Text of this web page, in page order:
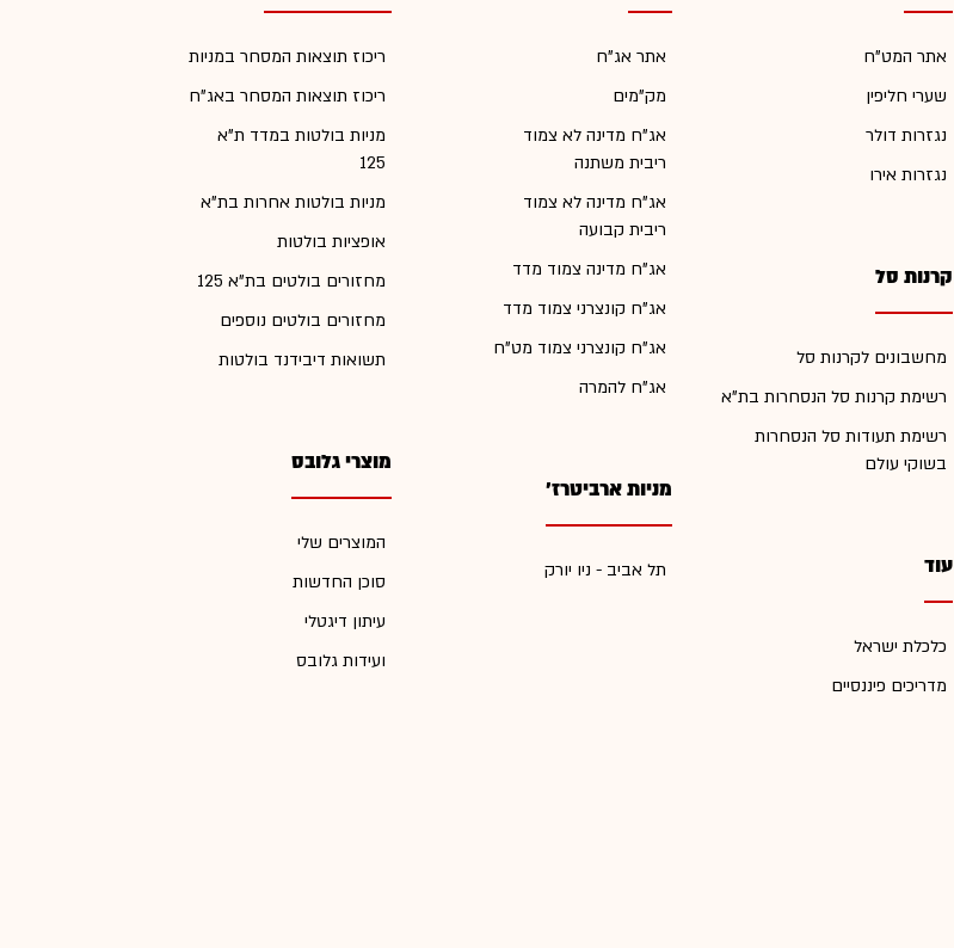
אתר המט"ח
שערי חליפין
נגזרות דולר
נגזרות אירו
קרנות סל
מחשבונים לקרנות סל
רשימת קרנות סל הנסחרות בת"א
רשימת תעודות סל הנסחרות
בשוקי עולם
עוד
כלכלת ישראל
מדריכים פיננסיים
אתר אג"ח
מק"מים
אג"ח מדינה לא צמוד
ריבית משתנה
אג"ח מדינה לא צמוד
ריבית קבועה
אג"ח מדינה צמוד מדד
אג"ח קונצרני צמוד מדד
אג"ח קונצרני צמוד מט"ח
אג"ח להמרה
מניות ארביטרז'
תל אביב - ניו יורק
ריכוז תוצאות המסחר במניות
ריכוז תוצאות המסחר באג"ח
מניות בולטות במדד ת"א
125
מניות בולטות אחרות בת"א
אופציות בולטות
מחזורים בולטים בת"א 125
מחזורים בולטים נוספים
תשואות דיבידנד בולטות
מוצרי גלובס
המוצרים שלי
סוכן החדשות
עיתון דיגטלי
ועידות גלובס